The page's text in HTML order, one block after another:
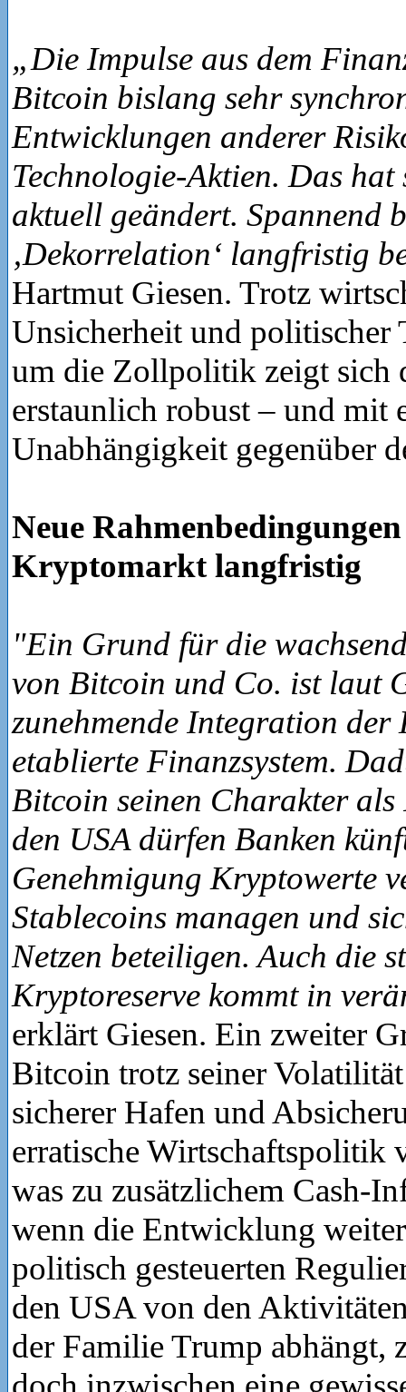
„Die Impulse aus dem
Bitcoin bislang sehr
Entwicklungen anderer
Technologie-Aktien. Das hat
aktuell geändert. Spannend
‚Dekorrelation‘ langfristig
Hartmut Giesen. Trotz
Unsicherheit und politischer
um die Zollpolitik zeigt sich
erstaunlich robust – und mit
Unabhängigkeit gegenüber
Neue
Kryptomarkt langfristig
"Ein Grund für die
von Bitcoin und Co. ist laut
zunehmende Integration
etablierte Finanzsystem.
Bitcoin seinen Charakter als
den USA dürfen Banken
Genehmigung Kryptowerte
Stablecoins managen und
Netzen beteiligen. Auch die
Kryptoreserve kommt in
erklärt Giesen. Ein zweiter
Bitcoin trotz seiner
sicherer Hafen und
erratische Wirtschaftspolitik
was zu zusätzlichem Cash-
wenn die Entwicklung
politisch gesteuerten
den USA von den
der Familie Trump abhängt,